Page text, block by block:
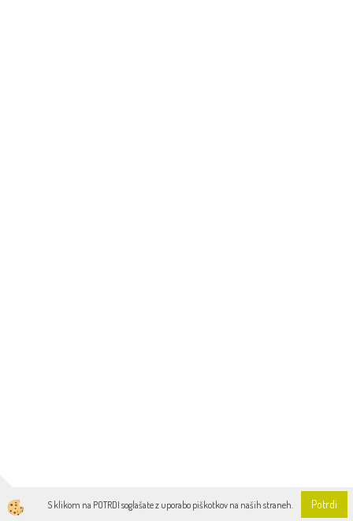
S klikom na POTRDI soglašate z uporabo piškotkov na naših straneh. Potrdi